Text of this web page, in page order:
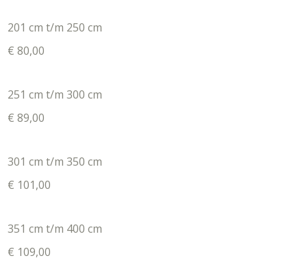
201 cm t/m 250 cm
€ 80,00
251 cm t/m 300 cm
€ 89,00
301 cm t/m 350 cm
€ 101,00
351 cm t/m 400 cm
€ 109,00